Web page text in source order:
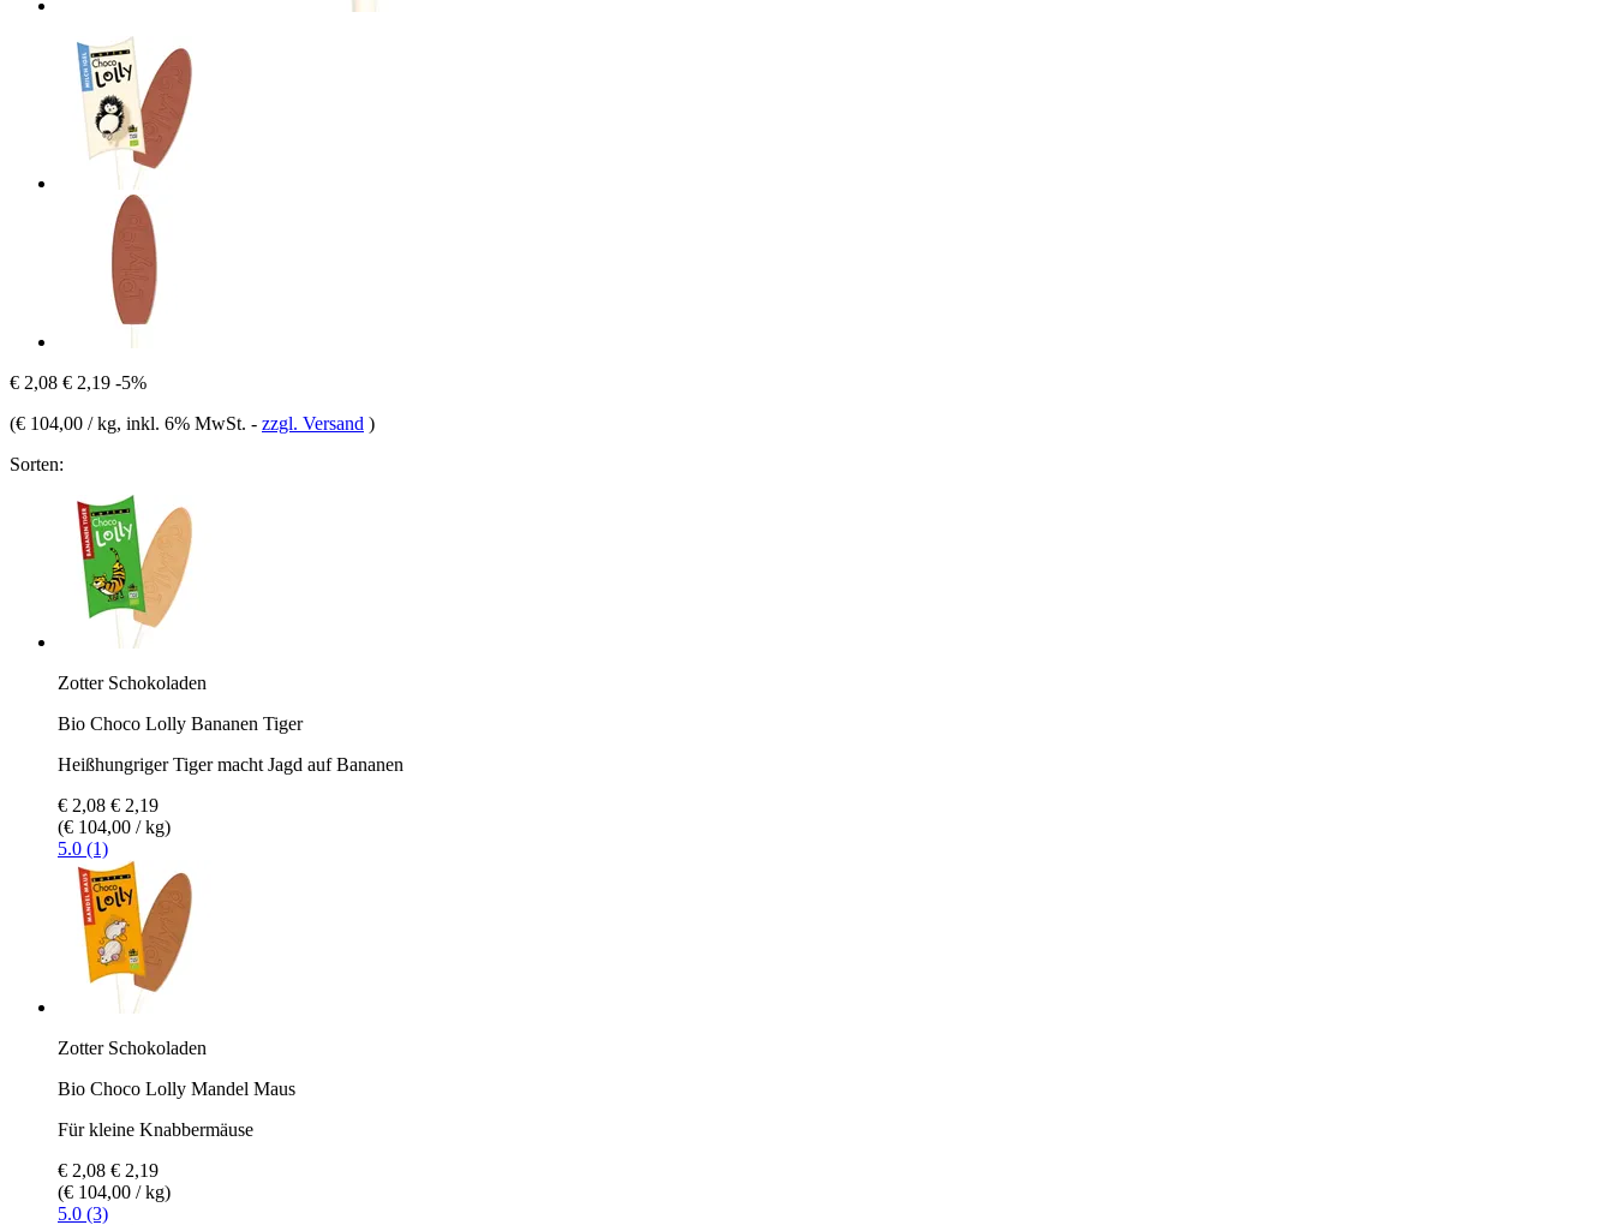
€ 2,08 € 2,19 -5%
(€ 104,00 / kg, inkl. 6% MwSt. - zzgl. Versand )
Sorten:
Zotter Schokoladen
Bio Choco Lolly Bananen Tiger
Heißhungriger Tiger macht Jagd auf Bananen
€ 2,08 € 2,19
(€ 104,00 / kg)
5.0 (1)
Zotter Schokoladen
Bio Choco Lolly Mandel Maus
Für kleine Knabbermäuse
€ 2,08 € 2,19
(€ 104,00 / kg)
5.0 (3)